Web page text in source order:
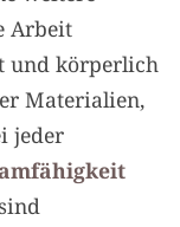
Arbeit
und körperlich
Materialien,
jeder